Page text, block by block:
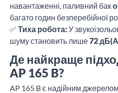
навантаженні, паливний бак
багато годин безперебійної
✅ Тиха робота:У
шуму становить лише72
Де найкраще
AP 165 B?
AP 165 B є надійним джерелом